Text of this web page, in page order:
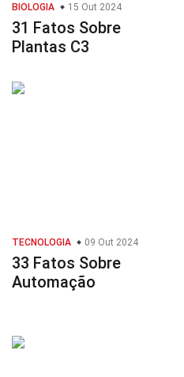
BIOLOGIA 15 Out 2024
31 Fatos Sobre
Plantas C3
TECNOLOGIA 09 Out 2024
33 Fatos Sobre
Automação